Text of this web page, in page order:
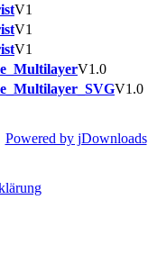
V1
V1
V1
V1.0
V1.0
Powered by jDownloads